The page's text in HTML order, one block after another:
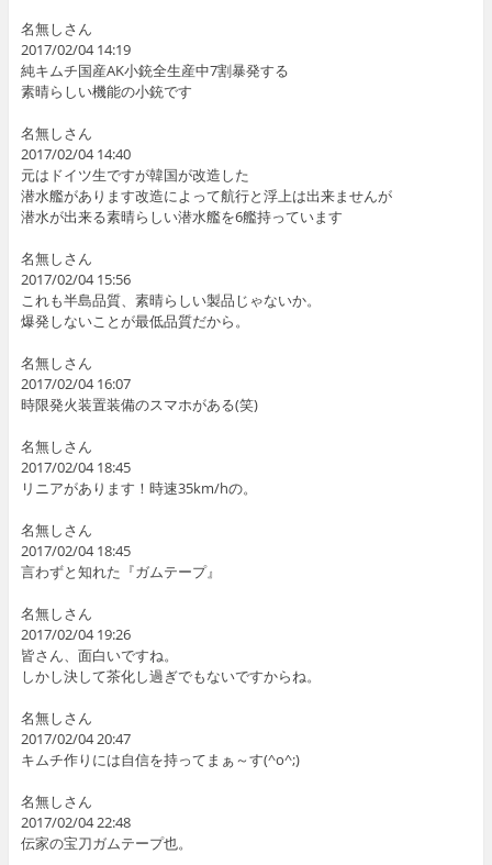
名無しさん
2017/02/04 14:19
純キムチ国産AK小銃全生産中7割暴発する
素晴らしい機能の小銃です
名無しさん
2017/02/04 14:40
元はドイツ生ですが韓国が改造した
潜水艦があります改造によって航行と浮上は出来ませんが
潜水が出来る素晴らしい潜水艦を6艦持っています
名無しさん
2017/02/04 15:56
これも半島品質、素晴らしい製品じゃないか。
爆発しないことが最低品質だから。
名無しさん
2017/02/04 16:07
時限発火装置装備のスマホがある(笑)
名無しさん
2017/02/04 18:45
リニアがあります！時速35km/hの。
名無しさん
2017/02/04 18:45
言わずと知れた『ガムテープ』
名無しさん
2017/02/04 19:26
皆さん、面白いですね。
しかし決して茶化し過ぎでもないですからね。
名無しさん
2017/02/04 20:47
キムチ作りには自信を持ってまぁ～す(^o^;)
名無しさん
2017/02/04 22:48
伝家の宝刀ガムテープ也。